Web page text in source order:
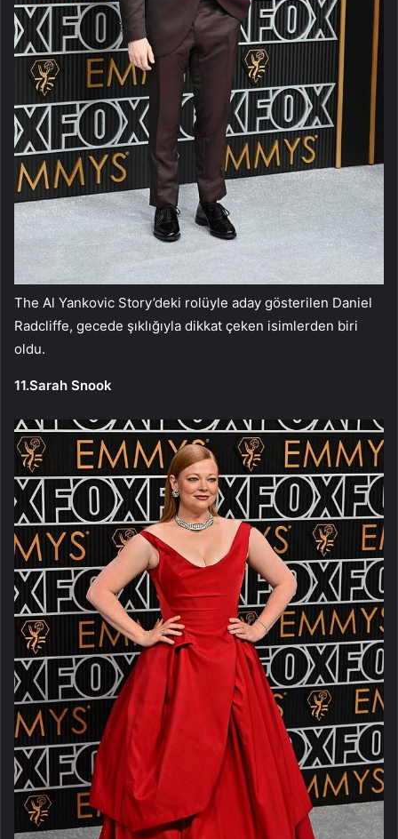
The Al Yankovic Story’deki rolüyle aday gösterilen Daniel
Radcliffe, gecede şıklığıyla dikkat çeken isimlerden biri
oldu.
11.Sarah Snook